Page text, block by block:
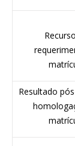
Resultado